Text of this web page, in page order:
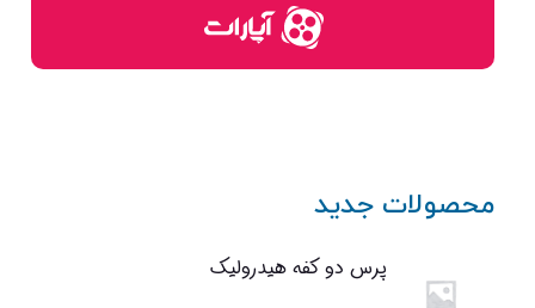
محصولات جدید
پرس دو کفه هیدرولیک